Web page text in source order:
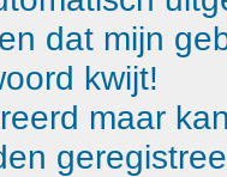
dat mijn
kwijt!
maar